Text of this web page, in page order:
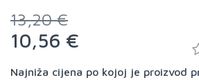
13,20 €
10,56 €
Najniža cijena po kojoj je proizvod